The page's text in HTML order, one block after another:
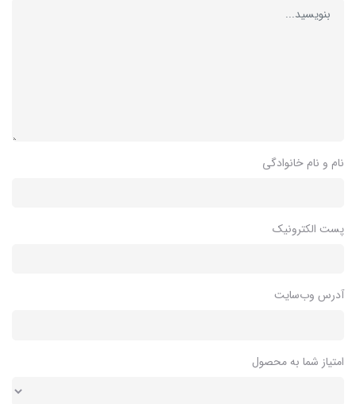
نام و نام خانوادگی
پست الکترونیک
آدرس وب‌سایت
امتیاز شما به محصول